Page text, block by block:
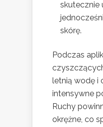
skutecznie
skórę.
Podczas
letnią wodę i
intensywne
Ruchy
okrężne, co